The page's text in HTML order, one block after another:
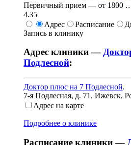
Первичный прием — от 1800
4.35
Адрес
Расписание
Запись в клинику
Адрес клиники —
Подлесной:
Доктор плюс на 7 Подлесной.
7-я Подлесная, д. 71 , Ижевск,
Адрес на карте
Подробнее о клинике
Расписание клиники —